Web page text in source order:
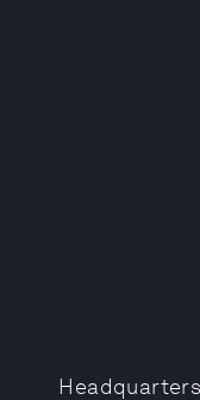
Headquarters